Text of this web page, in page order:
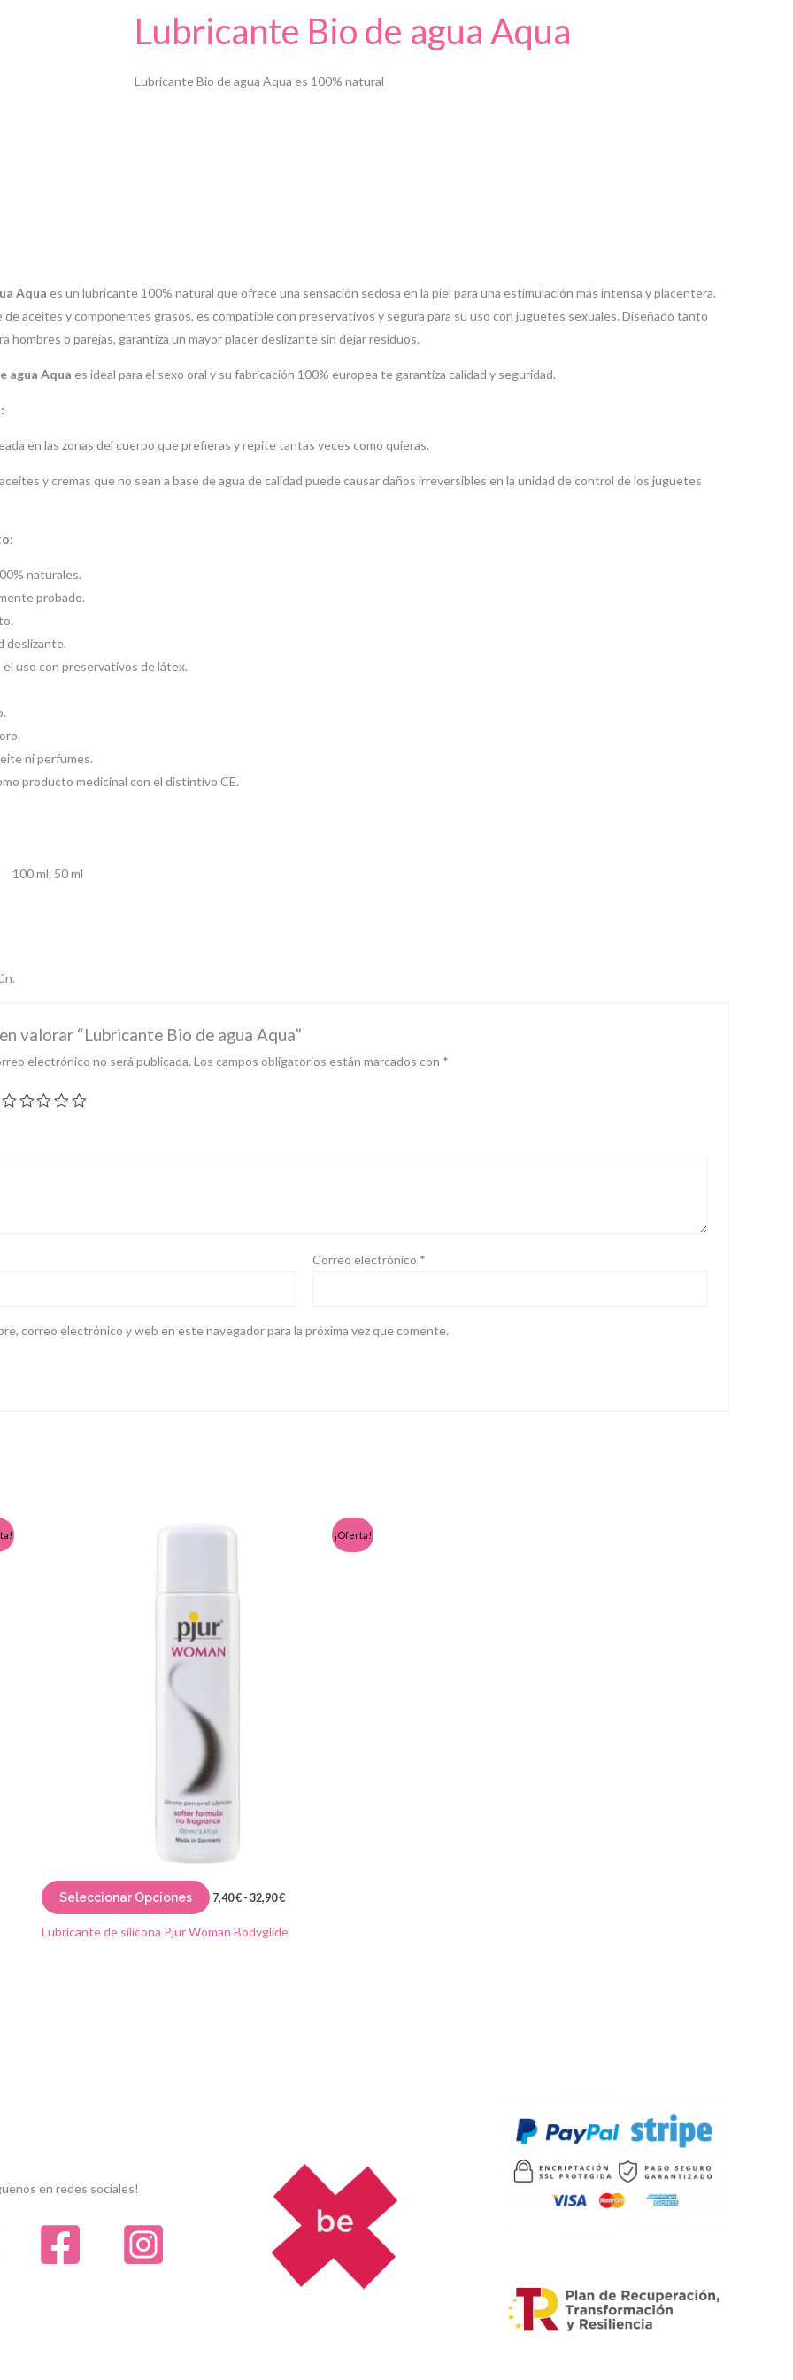
Lubricante Bio de agua Aqua
Lubricante Bio de agua Aqua es 100% natural
Aqua es un lubricante 100% natural que ofrece una sensación sedosa en la piel para una estimulación más intensa y placentera.
de aceites y componentes grasos, es compatible con preservativos y segura para su uso con juguetes sexuales. Diseñado tanto
hombres o parejas, garantiza un mayor placer deslizante sin dejar residuos.
agua Aqua es ideal para el sexo oral y su fabricación 100% europea te garantiza calidad y seguridad.
en las zonas del cuerpo que prefieras y repite tantas veces como quieras.
y cremas que no sean a base de agua de calidad puede causar daños irreversibles en la unidad de control de los juguetes
naturales.
probado.
deslizante.
uso con preservativos de látex.
ni perfumes.
producto medicinal con el distintivo CE.
100 ml, 50 ml
valorar “Lubricante Bio de agua Aqua”
electrónico no será publicada. Los campos obligatorios están marcados con *
Correo electrónico *
correo electrónico y web en este navegador para la próxima vez que comente.
¡Oferta!
Seleccionar Opciones
Este
variantes.
Las
pueden
elegir
en
la
página
de
7,40€ - 32,90€
Lubricante de silicona Pjur Woman Bodyglide
en redes sociales!